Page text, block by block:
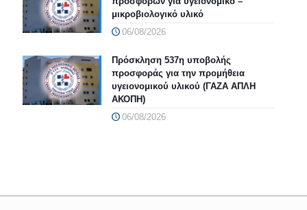
μικροβιολογικό υλικό
06/08/2026
Πρόσκληση 537η υποβολής
προσφοράς για την προμήθεια
υγειονομικού υλικού (ΓΑΖΑ ΑΠΛΗ
ΑΚΟΠΗ)
06/08/2026